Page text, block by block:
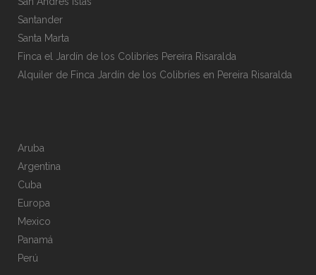
Santander
Santa Marta
Finca el Jardín de los Colibríes Pereira Risaralda
Alquiler de Finca Jardín de los Colibríes en Pereira Risaralda
Aruba
Argentina
Cuba
Europa
Mexico
Panamá
Perú